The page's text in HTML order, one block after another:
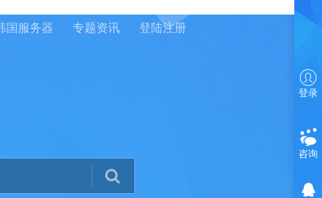
国服务器 专题资讯 登陆注册
登录
咨询